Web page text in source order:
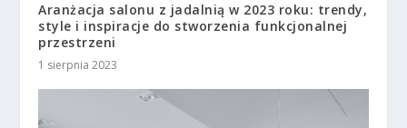
Aranżacja salonu z jadalnią w 2023 roku: trendy,
style i inspiracje do stworzenia funkcjonalnej
przestrzeni
1 sierpnia 2023